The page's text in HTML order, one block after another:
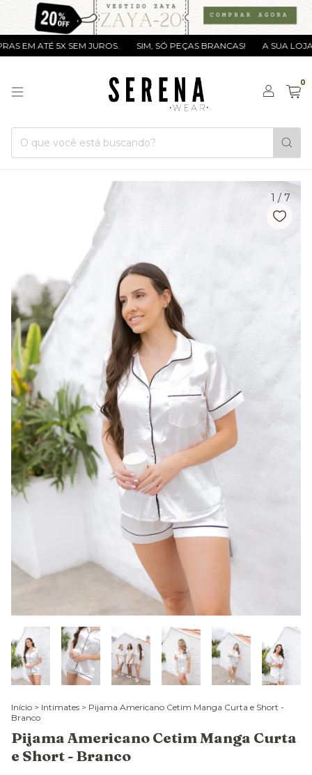
ATÉ 5X SEM JUROS. SIM, SÓ PEÇAS BRANCAS! A SUA LOJA
0
1 / 7
Início > Intimates > Pijama Americano Cetim Manga Curta e Short -
Branco
Pijama Americano Cetim Manga Curta
e Short - Branco